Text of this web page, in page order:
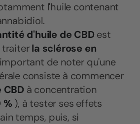
l'huile contenant
d'huile de CBD est
traiterla sclérose en
de noter qu'une
consiste à commencer
CBD à concentration
% ), à tester ses effets
temps, puis, si